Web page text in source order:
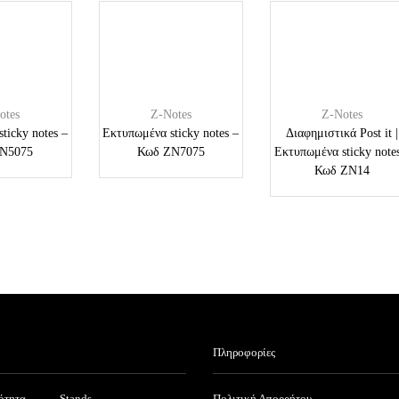
notes –
Z-Notes
Εκτυπωμένα sticky notes –
Κωδ ZN7075
Z-Notes
Διαφημιστικά Post it |
Εκτυπωμένα sticky
Κωδ ZN14
Πληροφορίες